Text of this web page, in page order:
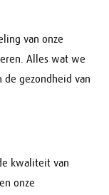
van onze
Alles wat we
gezondheid van
kwaliteit van
onze